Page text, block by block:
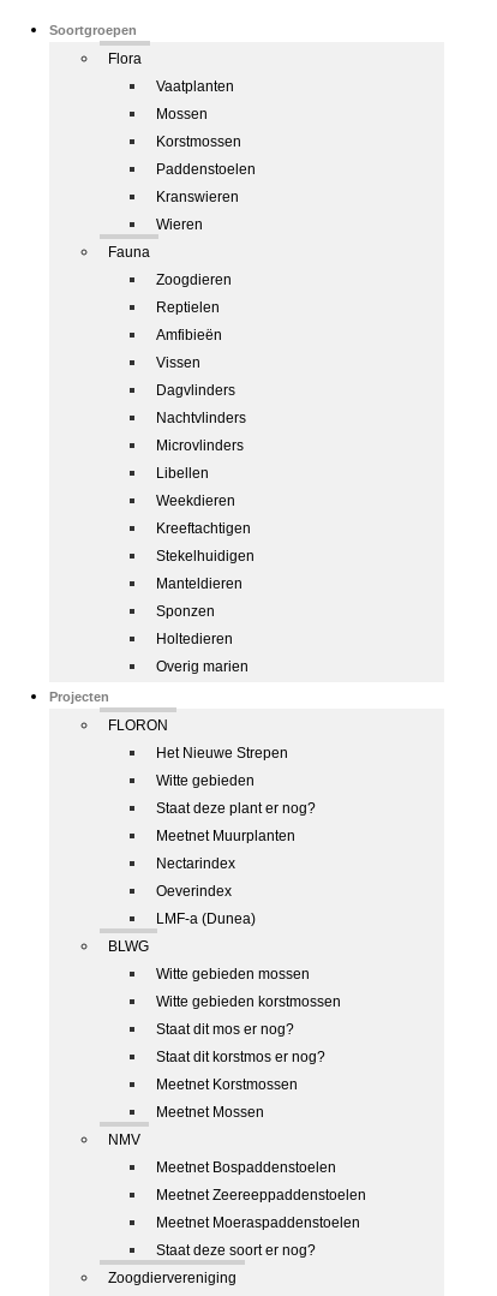
Soortgroepen
Flora
Vaatplanten
Mossen
Korstmossen
Paddenstoelen
Kranswieren
Wieren
Fauna
Zoogdieren
Reptielen
Amfibieën
Vissen
Dagvlinders
Nachtvlinders
Microvlinders
Libellen
Weekdieren
Kreeftachtigen
Stekelhuidigen
Manteldieren
Sponzen
Holtedieren
Overig marien
Projecten
FLORON
Het Nieuwe Strepen
Witte gebieden
Staat deze plant er nog?
Meetnet Muurplanten
Nectarindex
Oeverindex
LMF-a (Dunea)
BLWG
Witte gebieden mossen
Witte gebieden korstmossen
Staat dit mos er nog?
Staat dit korstmos er nog?
Meetnet Korstmossen
Meetnet Mossen
NMV
Meetnet Bospaddenstoelen
Meetnet Zeereeppaddenstoelen
Meetnet Moeraspaddenstoelen
Staat deze soort er nog?
Zoogdiervereniging